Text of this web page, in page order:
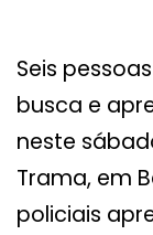
Seis
busca e
neste
Trama, em
policiais